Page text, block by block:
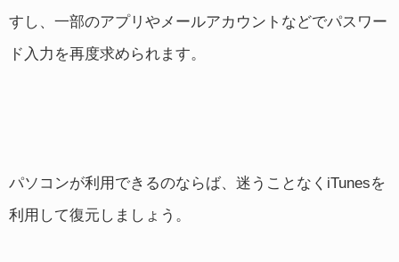
すし、一部のアプリやメールアカウントなどでパスワー
ド入力を再度求められます。
パソコンが利用できるのならば、迷うことなくiTunesを
利用して復元しましょう。